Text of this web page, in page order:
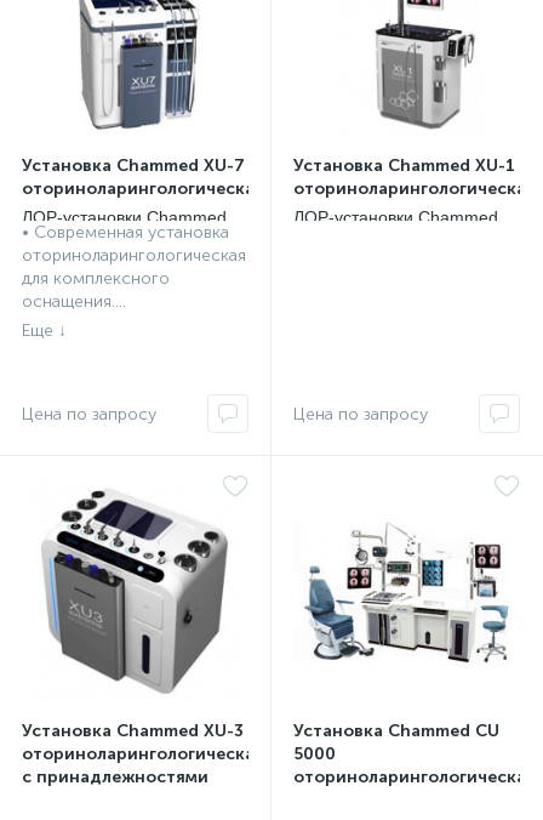
Установка Chammed XU-7
оториноларингологическая
ЛОР-установки Chammed,
Южная Корея
• Современная установка
оториноларингологическая
для комплексного
оснащения....
Установка Chammed XU-1
оториноларингологическая
ЛОР-установки Chammed,
Установка Chammed XU-3
оториноларингологическая
с принадлежностями
Установка Chammed CU
5000
оториноларингологическая